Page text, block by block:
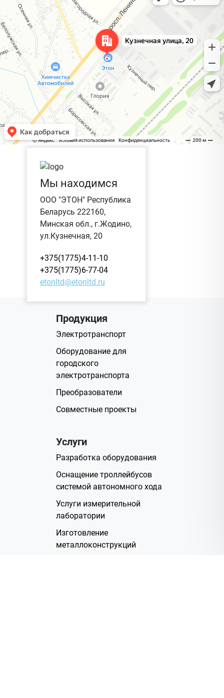
Мы находимся
ООО "ЭТОН" Республика
Беларусь 222160,
Минская обл., г.Жодино,
ул.Кузнечная, 20
+375(1775)4-11-10
+375(1775)6-77-04
etonltd@etonltd.ru
Продукция
Электротранспорт
Оборудование для
городского
электротранспорта
Преобразователи
Совместные проекты
Услуги
Разработка оборудования
Оснащение троллейбусов
системой автономного хода
Услуги измерительной
лаборатории
Изготовление
металлоконструкций